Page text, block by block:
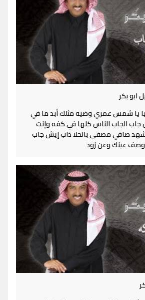
ابو بكر
يا شمس عمري وضيه مثلك أبد ما في
جاب الجاب الناس كلها في كفه وإنت
صافي مصفى بالحلا ذاب إيش جاب
عينك وعن زود